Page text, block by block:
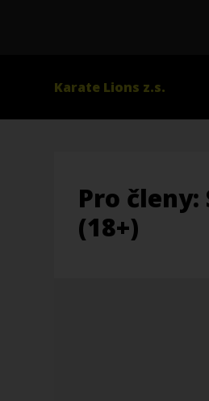
Karate Lions z.s.
Pro
(18+)